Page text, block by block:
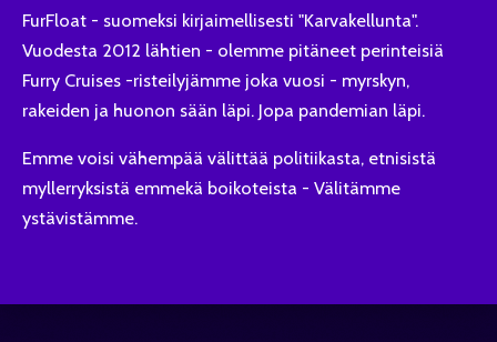
FurFloat - suomeksi kirjaimellisesti "Karvakellunta".
Vuodesta 2012 lähtien - olemme pitäneet perinteisiä
Furry Cruises -risteilyjämme joka vuosi - myrskyn,
rakeiden ja huonon sään läpi. Jopa pandemian läpi.
Emme voisi vähempää välittää politiikasta, etnisistä
myllerryksistä emmekä boikoteista - Välitämme
ystävistämme.